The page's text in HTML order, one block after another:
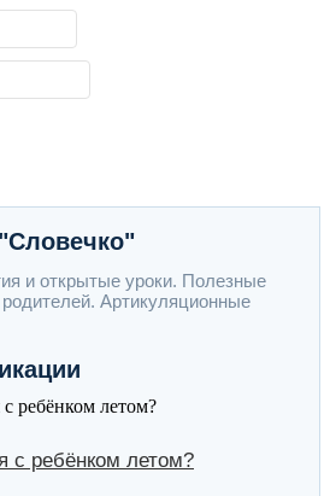
и открытые уроки. Полезные
Артикуляционные
с ребёнком летом?